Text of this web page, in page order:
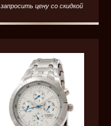
запросить цену со скидкой